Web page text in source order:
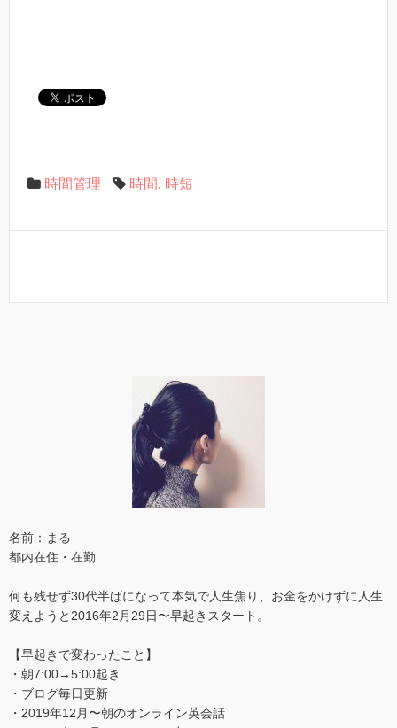
時間管理 時間, 時短
名前：まる
都内在住・在勤
何も残せず30代半ばになって本気で人生焦り、お金をかけずに人生
変えようと2016年2月29日〜早起きスタート。
【早起きで変わったこと】
・朝7:00→5:00起き
・ブログ毎日更新
・2019年12月〜朝のオンライン英会話